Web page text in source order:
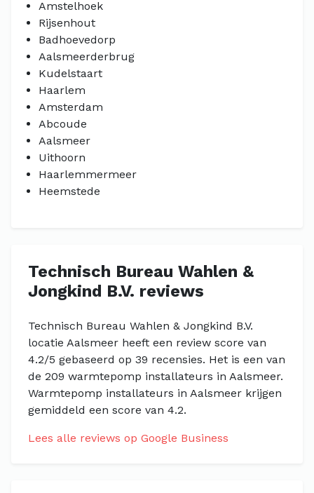
Amstelhoek
Rijsenhout
Badhoevedorp
Aalsmeerderbrug
Kudelstaart
Haarlem
Amsterdam
Abcoude
Aalsmeer
Uithoorn
Haarlemmermeer
Heemstede
Technisch Bureau Wahlen &
Jongkind B.V. reviews
Technisch Bureau Wahlen & Jongkind B.V.
locatie Aalsmeer heeft een review score van
4.2/5 gebaseerd op 39 recensies. Het is een van
de 209 warmtepomp installateurs in Aalsmeer.
Warmtepomp installateurs in Aalsmeer krijgen
gemiddeld een score van 4.2.
Lees alle reviews op Google Business